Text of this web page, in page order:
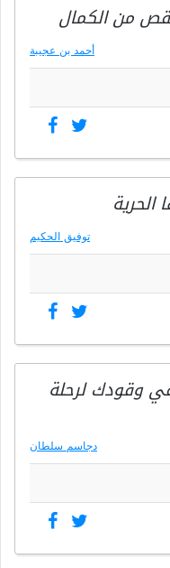
من الكمال
أحمد بن عجيبة
توفيق الحكيم
وقودك لرحلة
دجاسم سلطان